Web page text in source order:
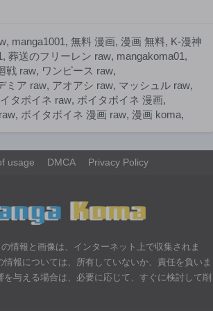
, manga1001, 無料 漫画, 漫画 無料, K-漫神
, 葬送のフリーレン raw, mangakoma01,
戦 raw, ワンピース raw,
ミア raw, アオアシ raw, マッシュル raw,
タボイネ raw, ボイタボイネ 漫画,
, ボイタボイネ 漫画 raw, 漫画 koma,
usage DMCA Privacy Policy
情報と画像は、インターネット上で収集されま
報については、所有していないか、責任を負いま
与える場合は、必要に応じて、すぐに検討して削